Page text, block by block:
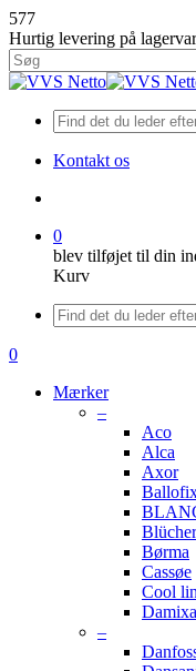
577Spring
til
hovedindhold
Hurtig levering på
Luk
Kontakt os
0
blev tilføjet til din
Kurv
Menu
søge
0
Mærker
–
Aco
Alca
Axor
Blücher
Børma
Cassøe
Cool
Damixa
–